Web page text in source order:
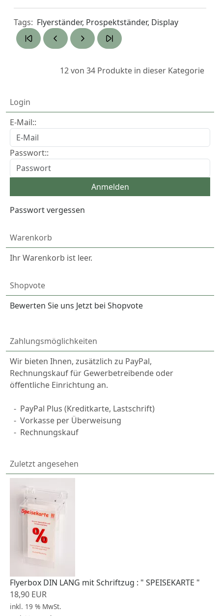
Tags: Flyerständer, Prospektständer, Display
12 von 34 Produkte in dieser Kategorie
Login
E-Mail::
Passwort::
Passwort vergessen
Warenkorb
Ihr Warenkorb ist leer.
Shopvote
Bewerten Sie uns Jetzt bei Shopvote
Zahlungsmöglichkeiten
Wir bieten Ihnen, zusätzlich zu PayPal,
Rechnungskauf für Gewerbetreibende oder
öffentliche Einrichtung an.
- PayPal Plus (Kreditkarte, Lastschrift)
- Vorkasse per Überweisung
- Rechnungskauf
Zuletzt angesehen
Flyerbox DIN LANG mit Schriftzug : " SPEISEKARTE "
18,90 EUR
inkl. 19 % MwSt.